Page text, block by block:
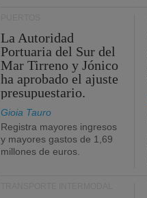
La Autoridad
Portuaria del Sur del
Mar Tirreno y Jónico
ha aprobado el ajuste
presupuestario.
Gioia Tauro
Registra mayores ingresos
y mayores gastos de 1,69
millones de euros.